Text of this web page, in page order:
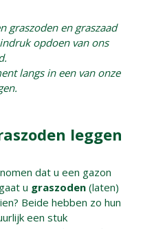
graszoden en graszaad
opdoen van ons
langs in een van onze
leggen
dat u een gazon
u graszoden(laten)
Beide hebben zo hun
een stuk